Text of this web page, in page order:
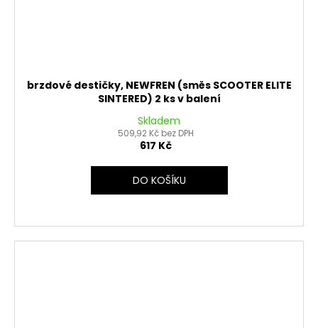
brzdové destičky, NEWFREN (směs SCOOTER ELITE
SINTERED) 2 ks v balení
Skladem
509,92 Kč bez DPH
617 Kč
DO KOŠÍKU